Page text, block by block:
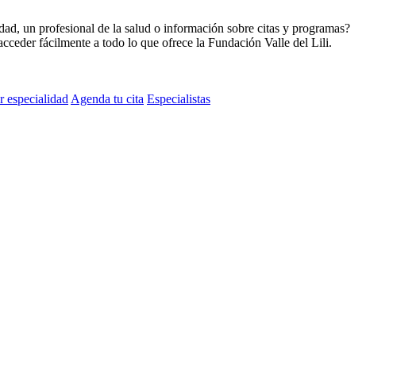
un profesional de la salud o información sobre citas y programas?
fácilmente a todo lo que ofrece la Fundación Valle del Lili.
especialidad Agenda tu cita Especialistas